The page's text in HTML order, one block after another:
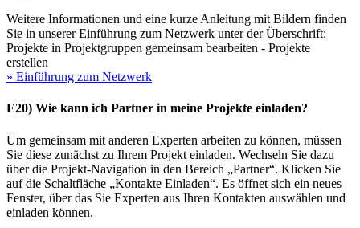
Weitere Informationen und eine kurze Anleitung mit Bildern finden
Sie in unserer Einführung zum Netzwerk unter der Überschrift:
Projekte in Projektgruppen gemeinsam bearbeiten - Projekte
erstellen
» Einführung zum Netzwerk
E20) Wie kann ich Partner in meine Projekte einladen?
Um gemeinsam mit anderen Experten arbeiten zu können, müssen
Sie diese zunächst zu Ihrem Projekt einladen. Wechseln Sie dazu
über die Projekt-Navigation in den Bereich „Partner“. Klicken Sie
auf die Schaltfläche „Kontakte Einladen“. Es öffnet sich ein neues
Fenster, über das Sie Experten aus Ihren Kontakten auswählen und
einladen können.